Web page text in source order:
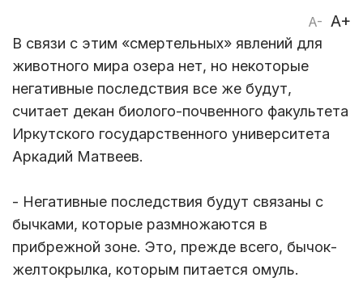
A- A+
В связи с этим «смертельных» явлений для
животного мира озера нет, но некоторые
негативные последствия все же будут,
считает декан биолого-почвенного факультета
Иркутского государственного университета
Аркадий Матвеев.
- Негативные последствия будут связаны с
бычками, которые размножаются в
прибрежной зоне. Это, прежде всего, бычок-
желтокрылка, которым питается омуль.